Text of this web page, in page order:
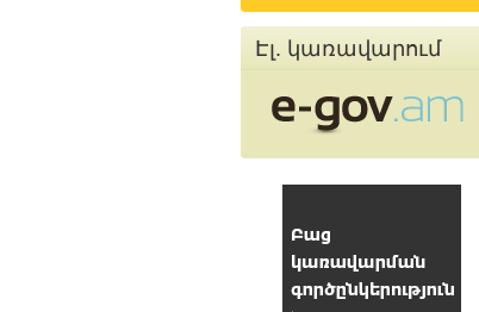
Էլ. կառավարում